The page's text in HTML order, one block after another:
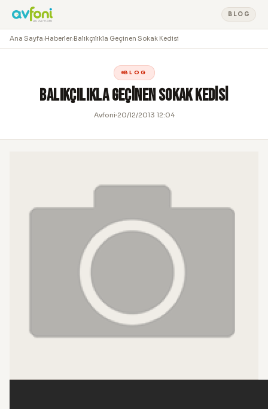
BLOG
Ana Sayfa›Haberler›Balıkçılıkla Geçinen Sokak Kedisi
BLOG
Balıkçılıkla Geçinen Sokak Kedisi
Avfoni 20/12/2013 12:04